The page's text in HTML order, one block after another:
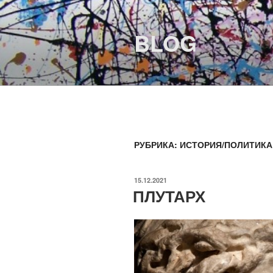
Перейти
к
содержимому
BLOG
РУБРИКА: ИСТОРИЯ/ПОЛИТИКА
ОПУБЛИКОВАНО
15.12.2021
ПЛУТАРХ